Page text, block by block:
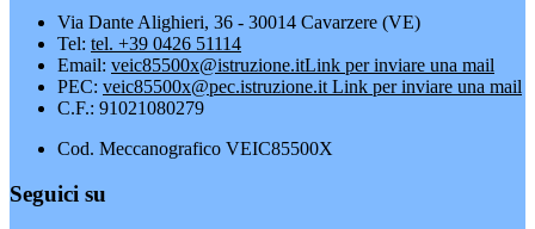
Via Dante Alighieri, 36 - 30014 Cavarzere (VE)
Tel: tel. +39 0426 51114
Email: veic85500x@istruzione.itLink per inviare una mail
PEC: veic85500x@pec.istruzione.it Link per inviare una mail
C.F.: 91021080279
Cod. Meccanografico VEIC85500X
Seguici su